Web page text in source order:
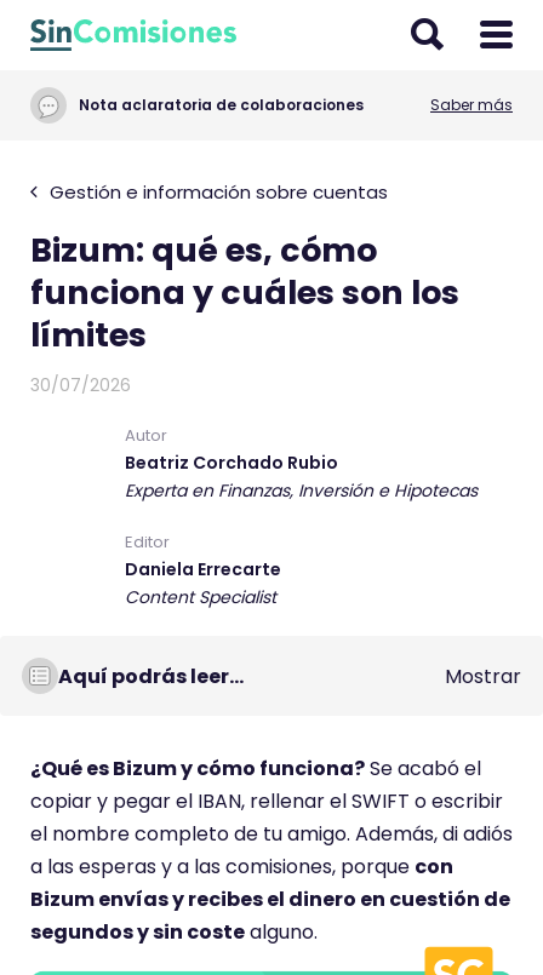
Nota aclaratoria de colaboraciones Saber más
Gestión e información sobre cuentas
Bizum: qué es, cómo
funciona y cuáles son los
límites
30/07/2026
Autor
Beatriz Corchado Rubio
Experta en Finanzas, Inversión e Hipotecas
Editor
Daniela Errecarte
Content Specialist
Aquí podrás leer... Mostrar
¿Qué es Bizum y cómo funciona?Se acabó el
copiar y pegar el IBAN, rellenar el SWIFT o escribir
el nombre completo de tu amigo. Además, di adiós
a las esperas y a las comisiones, porque con
Bizum envías y recibes el dinero en cuestión de
segundos y sin costealguno.